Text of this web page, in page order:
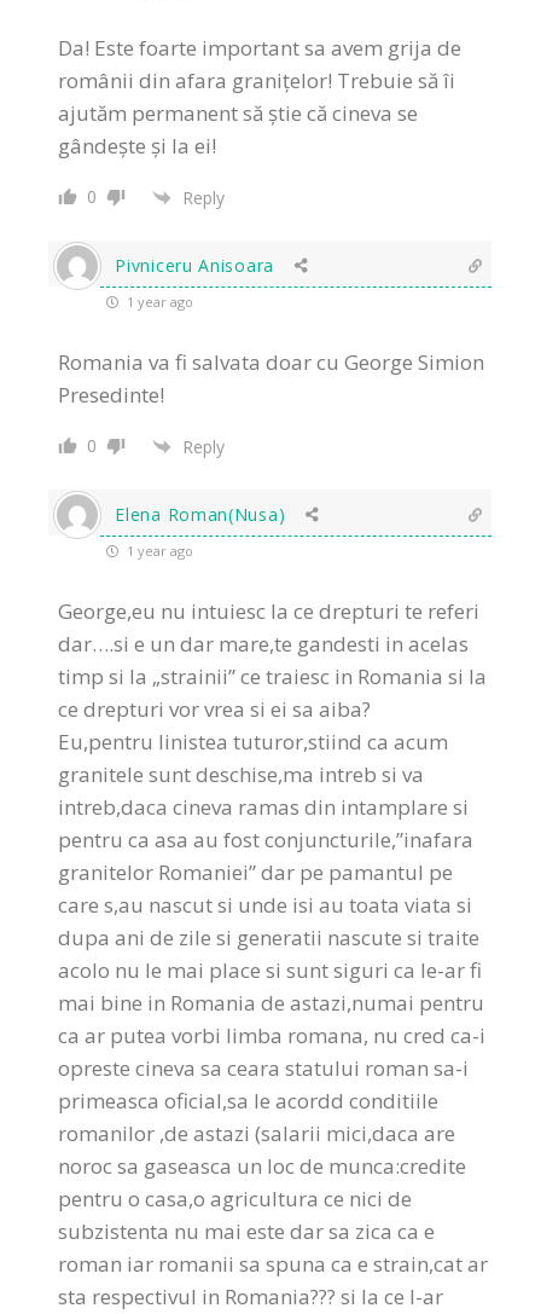
Da! Este foarte important sa avem grija de
românii din afara granițelor! Trebuie să îi
ajutăm permanent să știe că cineva se
gândește și la ei!
0 Reply
Pivniceru Anisoara
1 year ago
Romania va fi salvata doar cu George Simion
Presedinte!
0 Reply
Elena Roman(Nusa)
1 year ago
George,eu nu intuiesc la ce drepturi te referi
dar….si e un dar mare,te gandesti in acelas
timp si la „strainii” ce traiesc in Romania si la
ce drepturi vor vrea si ei sa aiba?
Eu,pentru linistea tuturor,stiind ca acum
granitele sunt deschise,ma intreb si va
intreb,daca cineva ramas din intamplare si
pentru ca asa au fost conjuncturile,”inafara
granitelor Romaniei” dar pe pamantul pe
care s,au nascut si unde isi au toata viata si
dupa ani de zile si generatii nascute si traite
acolo nu le mai place si sunt siguri ca le-ar fi
mai bine in Romania de astazi,numai pentru
ca ar putea vorbi limba romana, nu cred ca-i
opreste cineva sa ceara statului roman sa-i
primeasca oficial,sa le acordd conditiile
romanilor ,de astazi (salarii mici,daca are
noroc sa gaseasca un loc de munca:credite
pentru o casa,o agricultura ce nici de
subzistenta nu mai este dar sa zica ca e
roman iar romanii sa spuna ca e strain,cat ar
sta respectivul in Romania??? si la ce l-ar